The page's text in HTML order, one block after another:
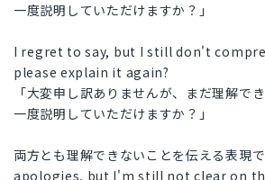
一度説明していただけますか？」
I regret to say, but I still don't
please explain it again?
「大変申し訳ありませんが、まだ理解で
一度説明していただけますか？」
両方とも理解できないことを伝える表現
apologies, but I'm still not clear on